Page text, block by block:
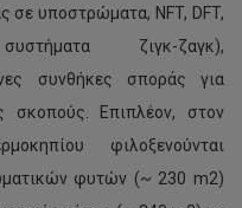
σε υποστρώματα, NFT, DFT,
ζιγκ-ζαγκ),
συνθήκες σποράς για
σκοπούς. Επιπλέον, στον
φιλοξενούνται
φυτών (~ 230 m2)